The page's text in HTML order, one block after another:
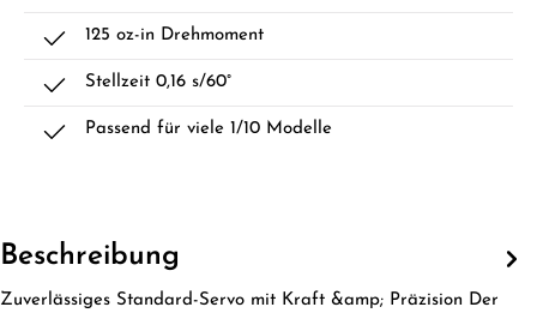
125 oz-in Drehmoment
Stellzeit 0,16 s/60°
Passend für viele 1/10 Modelle
Beschreibung
Zuverlässiges Standard-Servo mit Kraft &amp; Präzision Der